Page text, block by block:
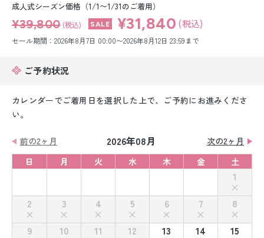
小物販売品
成人式シーズン価格（1/1〜1/31のご着用）
¥39,800 (税込) ¥31,840 (税込)
セール期間：2026年8月7日 00:00〜2026年8月12日 23:59まで
ご予約状況
カレンダーでご着用日を選択した上で、ご予約にお進みくださ
い。
前の2ヶ月 2026年08月
次の2ヶ月
日
月 火 水 木 金 土
1
2
3 4 5 6 7
8
9
10 11 12 13 14
15